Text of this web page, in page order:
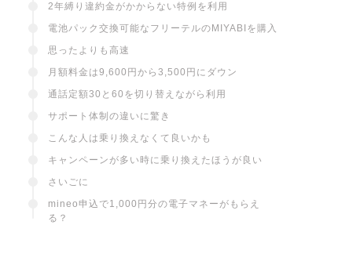
2年縛り違約金がかからない特例を利用
電池パック交換可能なフリーテルのMIYABIを購入
思ったよりも高速
月額料金は9,600円から3,500円にダウン
通話定額30と60を切り替えながら利用
サポート体制の違いに驚き
こんな人は乗り換えなくて良いかも
キャンペーンが多い時に乗り換えたほうが良い
さいごに
mineo申込で1,000円分の電子マネーがもらえ
る？